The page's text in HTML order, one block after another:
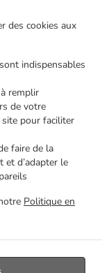
des cookies aux
sont indispensables
remplir
de votre
pour faciliter
faire de la
et d’adapter le
Politique en
Montignies-le-Tilleul
livraison Buvrinnes
Leval
Trazegnies .
Erquelinnes Hantes-
de livraison Haine-Saint-